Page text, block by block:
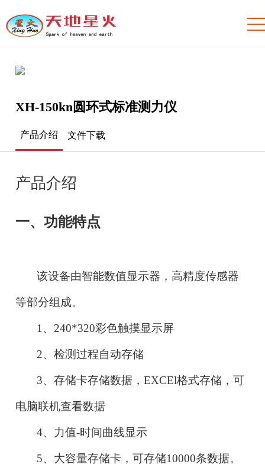
XH-150kn圆环式标准测力仪
产品介绍 文件下载
产品介绍
一、功能特点
该设备由智能数值显示器，高精度传感器
等部分组成。
1、 240*320彩色触摸显示屏
2、检测过程自动存储
3、存储卡存储数据，EXCEl格式存储，可
电脑联机查看数据
4、力值-时间曲线显示
5、大容量存储卡，可存储10000条数据。